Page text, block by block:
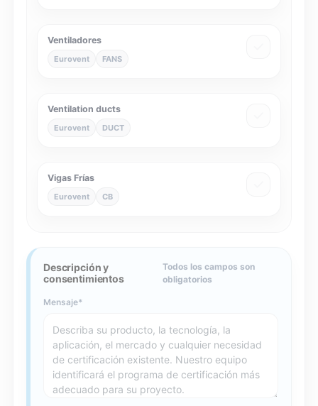
Ventiladores
Eurovent FANS
Ventilation ducts
Eurovent DUCT
Vigas Frías
Eurovent CB
Descripción y
consentimientos
Todos los campos son
obligatorios
Mensaje